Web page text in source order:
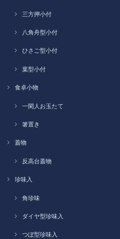
三方押小付
八角舟型小付
ひさご型小付
葉型小付
食卓小物
一閑人お玉たて
箸置き
蓋物
反高台蓋物
珍味入
角珍味
ダイヤ型珍味入
つぼ型珍味入